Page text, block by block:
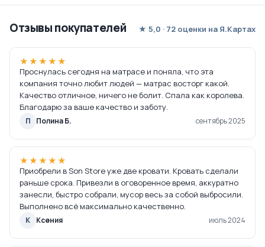
Отзывы покупателей ★ 5,0 · 72 оценки на Я.Картах
★★★★★
Проснулась сегодня на матрасе и поняла, что эта
компания точно любит людей — матрас восторг какой.
Качество отличное, ничего не болит. Спала как королева.
Благодарю за ваше качество и заботу.
П Полина Б. сентябрь 2025
★★★★★
Приобрели в Son Store уже две кровати. Кровать сделали
раньше срока. Привезли в оговоренное время, аккуратно
занесли, быстро собрали, мусор весь за собой выбросили.
Выполнено всё максимально качественно.
К Ксения июль 2024